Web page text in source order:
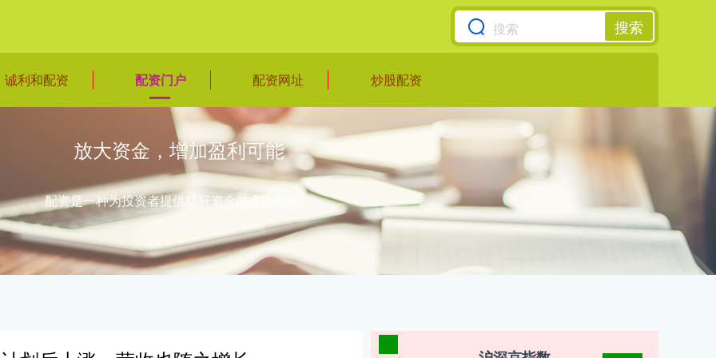
搜索
诚利和配资 配资门户 配资网址 炒股配资
放大资金，增加盈利可能
配资是一种为投资者提供杠杆资金的金融服务！